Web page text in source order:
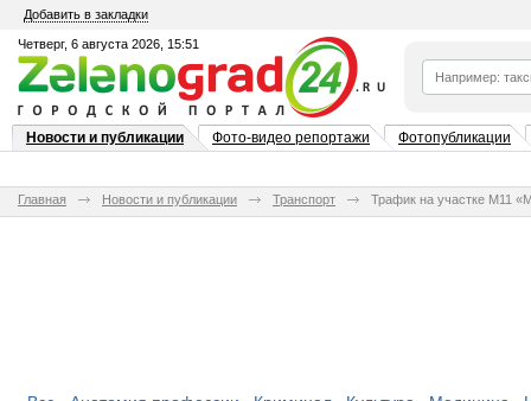
Добавить в закладки
Четверг, 6 августа 2026, 15:51
Новости и публикации Фото-видео репортажи Фотопубликации
Главная Новости и публикации Транспорт Трафик на участке М11